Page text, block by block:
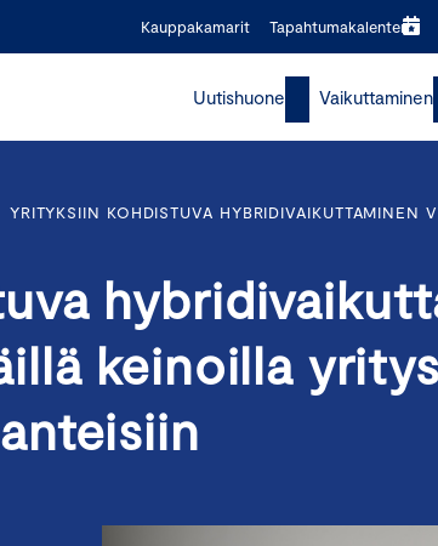
Kauppakamarit Tapahtumakalenteri
Uutishuone Vaikuttaminen
YRITYKSIIN KOHDISTUVA
keinoilla